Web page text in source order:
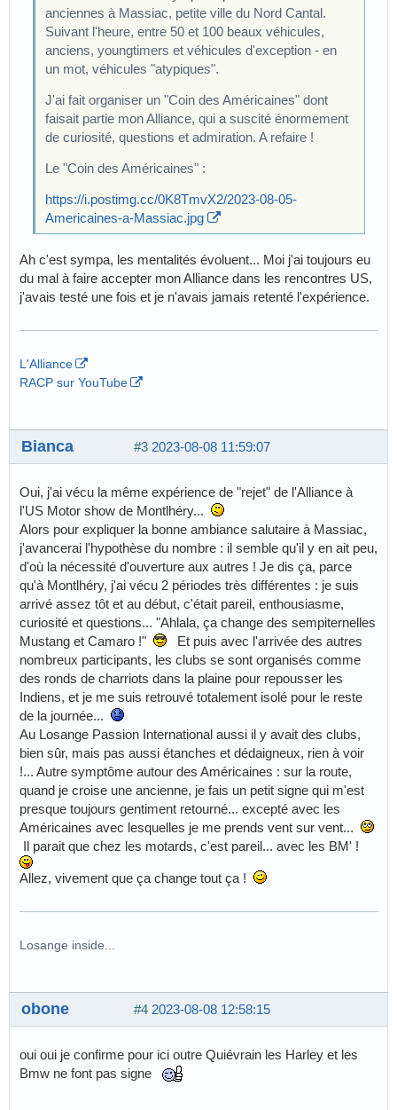
anciennes à Massiac, petite ville du Nord Cantal.
Suivant l'heure, entre 50 et 100 beaux véhicules,
anciens, youngtimers et véhicules d'exception - en
un mot, véhicules "atypiques".
J'ai fait organiser un "Coin des Américaines" dont
faisait partie mon Alliance, qui a suscité énormement
de curiosité, questions et admiration. A refaire !
Le "Coin des Américaines" :
https://i.postimg.cc/0K8TmvX2/2023-08-05-
Americaines-a-Massiac.jpg
Ah c'est sympa, les mentalités évoluent... Moi j'ai toujours eu
du mal à faire accepter mon Alliance dans les rencontres US,
j'avais testé une fois et je n'avais jamais retenté l'expérience.
L'Alliance
RACP sur YouTube
#3 2023-08-08 11:59:07
Bianca
Oui, j'ai vécu la même expérience de "rejet" de l'Alliance à
l'US Motor show de Montlhéry...
Alors pour expliquer la bonne ambiance salutaire à Massiac,
j'avancerai l'hypothèse du nombre : il semble qu'il y en ait peu,
d'où la nécessité d'ouverture aux autres ! Je dis ça, parce
qu'à Montlhéry, j'ai vécu 2 périodes très différentes : je suis
arrivé assez tôt et au début, c'était pareil, enthousiasme,
curiosité et questions... "Ahlala, ça change des sempiternelles
Mustang et Camaro !"
Et puis avec l'arrivée des autres
nombreux participants, les clubs se sont organisés comme
des ronds de charriots dans la plaine pour repousser les
Indiens, et je me suis retrouvé totalement isolé pour le reste
de la journée...
Au Losange Passion International aussi il y avait des clubs,
bien sûr, mais pas aussi étanches et dédaigneux, rien à voir
!... Autre symptôme autour des Américaines : sur la route,
quand je croise une ancienne, je fais un petit signe qui m'est
presque toujours gentiment retourné... excepté avec les
Américaines avec lesquelles je me prends vent sur vent...
Il parait que chez les motards, c'est pareil... avec les BM' !
Allez, vivement que ça change tout ça !
Losange inside...
#4 2023-08-08 12:58:15
obone
oui oui je confirme pour ici outre Quiévrain les Harley et les
Bmw ne font pas signe